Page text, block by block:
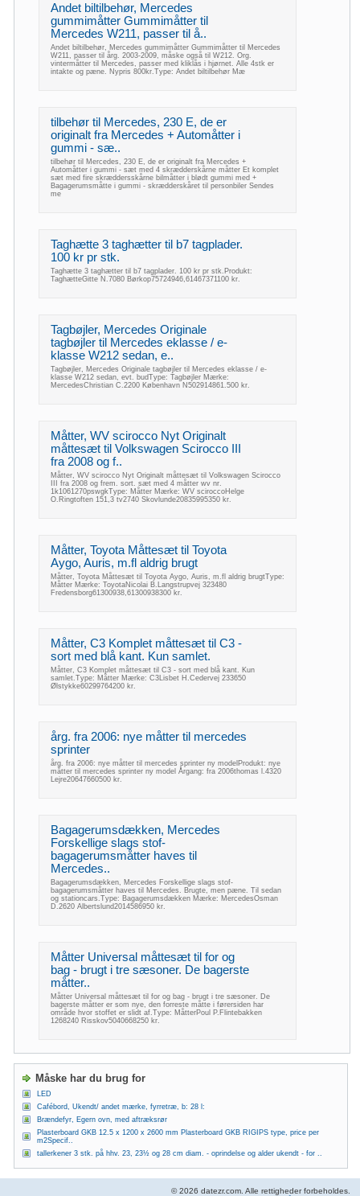
Andet biltilbehør, Mercedes
gummimåtter Gummimåtter til
Mercedes W211, passer til å..
Andet biltilbehør, Mercedes gummimåtter Gummimåtter til Mercedes
W211, passer til årg. 2003-2009, måske også til W212. Org.
vintermåtter til Mercedes, passer med kliklås i hjørnet. Alle 4stk er
intakte og pæne. Nypris 800kr.Type: Andet biltilbehør Mæ
tilbehør til Mercedes, 230 E, de er
originalt fra Mercedes + Automåtter i
gummi - sæ..
tilbehør til Mercedes, 230 E, de er originalt fra Mercedes +
Automåtter i gummi - sæt med 4 skrædderskårne måtter Et komplet
sæt med fire skræddersskårne bilmåtter i blødt gummi med +
Bagagerumsmåtte i gummi - skrædderskåret til personbiler Sendes
me
Taghætte 3 taghætter til b7 tagplader.
100 kr pr stk.
Taghætte 3 taghætter til b7 tagplader. 100 kr pr stk.Produkt:
TaghætteGitte N.7080 Børkop75724946,61467371100 kr.
Tagbøjler, Mercedes Originale
tagbøjler til Mercedes eklasse / e-
klasse W212 sedan, e..
Tagbøjler, Mercedes Originale tagbøjler til Mercedes eklasse / e-
klasse W212 sedan, evt. budType: Tagbøjler Mærke:
MercedesChristian C.2200 København N502914861.500 kr.
Måtter, WV scirocco Nyt Originalt
måttesæt til Volkswagen Scirocco III
fra 2008 og f..
Måtter, WV scirocco Nyt Originalt måttesæt til Volkswagen Scirocco
III fra 2008 og frem. sort. sæt med 4 måtter wv nr.
1k1061270pswgkType: Måtter Mærke: WV sciroccoHelge
O.Ringtoften 151,3 tv2740 Skovlunde20835995350 kr.
Måtter, Toyota Måttesæt til Toyota
Aygo, Auris, m.fl aldrig brugt
Måtter, Toyota Måttesæt til Toyota Aygo, Auris, m.fl aldrig brugtType:
Måtter Mærke: ToyotaNicolai B.Langstrupvej 323480
Fredensborg61300938,61300938300 kr.
Måtter, C3 Komplet måttesæt til C3 -
sort med blå kant. Kun samlet.
Måtter, C3 Komplet måttesæt til C3 - sort med blå kant. Kun
samlet.Type: Måtter Mærke: C3Lisbet H.Cedervej 233650
Ølstykke60299764200 kr.
årg. fra 2006: nye måtter til mercedes
sprinter
årg. fra 2006: nye måtter til mercedes sprinter ny modelProdukt: nye
måtter til mercedes sprinter ny model Årgang: fra 2006thomas l.4320
Lejre20647660500 kr.
Bagagerumsdækken, Mercedes
Forskellige slags stof-
bagagerumsmåtter haves til
Mercedes..
Bagagerumsdækken, Mercedes Forskellige slags stof-
bagagerumsmåtter haves til Mercedes. Brugte, men pæne. Til sedan
og stationcars.Type: Bagagerumsdækken Mærke: MercedesOsman
D.2620 Albertslund2014586950 kr.
Måtter Universal måttesæt til for og
bag - brugt i tre sæsoner. De bagerste
måtter..
Måtter Universal måttesæt til for og bag - brugt i tre sæsoner. De
bagerste måtter er som nye, den forreste måtte i førersiden har
område hvor stoffet er slidt af.Type: MåtterPoul P.Flintebakken
1268240 Risskov5040668250 kr.
Måske har du brug for
LED
Cafébord, Ukendt/ andet mærke, fyrretræ, b: 28 l:
Brændefyr, Egern ovn, med aftræksrør
Plasterboard GKB 12.5 x 1200 x 2600 mm Plasterboard GKB RIGIPS type, price per
m2Specif..
tallerkener 3 stk. på hhv. 23, 23½ og 28 cm diam. - oprindelse og alder ukendt - for ..
© 2026 datezr.com. Alle rettigheder forbeholdes.